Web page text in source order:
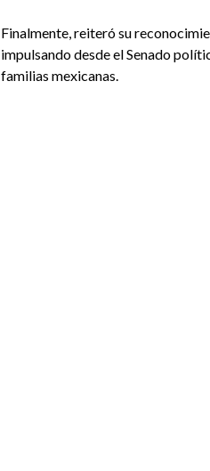
Finalmente, reiteró su
impulsando desde el Senado
familias mexicanas.